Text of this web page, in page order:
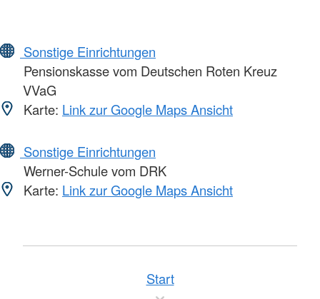
Sonstige Einrichtungen
Pensionskasse vom Deutschen Roten Kreuz
VVaG
Karte: Link zur Google Maps Ansicht
Sonstige Einrichtungen
Werner-Schule vom DRK
Karte: Link zur Google Maps Ansicht
Start